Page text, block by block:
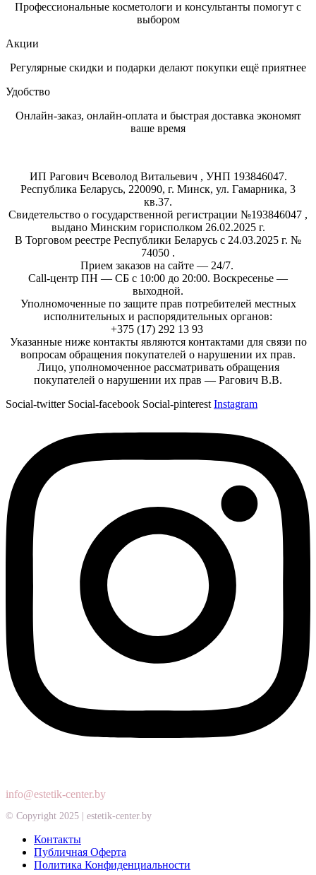
Профессиональные косметологи и консультанты помогут с
выбором
Акции
Регулярные скидки и подарки делают покупки ещё приятнее
Удобство
Онлайн-заказ, онлайн-оплата и быстрая доставка экономят
ваше время
ИП Рагович Всеволод Витальевич , УНП 193846047.
Республика Беларусь, 220090, г. Минск, ул. Гамарника, 3
кв.37.
Свидетельство о государственной регистрации №193846047 ,
выдано Минским горисполком 26.02.2025 г.
В Торговом реестре Республики Беларусь с 24.03.2025 г. №
74050 .
Прием заказов на сайте — 24/7.
Call-центр ПН — СБ с 10:00 до 20:00. Воскресенье —
выходной.
Уполномоченные по защите прав потребителей местных
исполнительных и распорядительных органов:
+375 (17) 292 13 93
Указанные ниже контакты являются контактами для связи по
вопросам обращения покупателей о нарушении их прав.
Лицо, уполномоченное рассматривать обращения
покупателей о нарушении их прав — Рагович В.В.
Social-twitter Social-facebook Social-pinterest Instagram
info@estetik-center.by
© Copyright 2025 | estetik-center.by
Контакты
Публичная Оферта
Политика Конфиденциальности